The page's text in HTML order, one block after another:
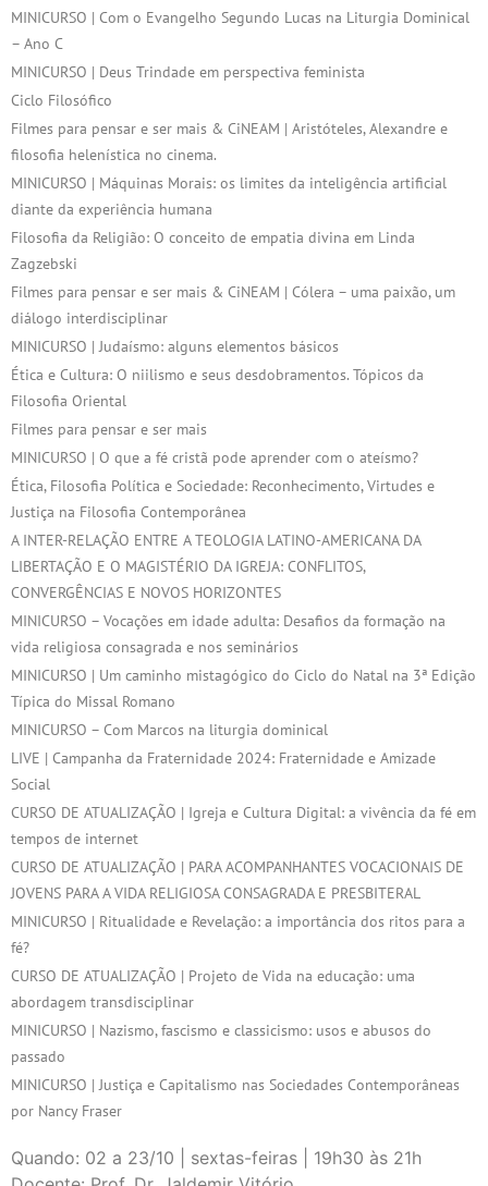
MINICURSO | Com o Evangelho Segundo Lucas na Liturgia Dominical
– Ano C
MINICURSO | Deus Trindade em perspectiva feminista
Ciclo Filosófico
Filmes para pensar e ser mais & CiNEAM | Aristóteles, Alexandre e
filosofia helenística no cinema.
MINICURSO | Máquinas Morais: os limites da inteligência artificial
diante da experiência humana
Filosofia da Religião: O conceito de empatia divina em Linda
Zagzebski
Filmes para pensar e ser mais & CiNEAM | Cólera – uma paixão, um
diálogo interdisciplinar
MINICURSO | Judaísmo: alguns elementos básicos
Ética e Cultura: O niilismo e seus desdobramentos. Tópicos da
Filosofia Oriental
Filmes para pensar e ser mais
MINICURSO | O que a fé cristã pode aprender com o ateísmo?
Ética, Filosofia Política e Sociedade: Reconhecimento, Virtudes e
Justiça na Filosofia Contemporânea
A INTER-RELAÇÃO ENTRE A TEOLOGIA LATINO-AMERICANA DA
LIBERTAÇÃO E O MAGISTÉRIO DA IGREJA: CONFLITOS,
CONVERGÊNCIAS E NOVOS HORIZONTES
MINICURSO – Vocações em idade adulta: Desafios da formação na
vida religiosa consagrada e nos seminários
MINICURSO | Um caminho mistagógico do Ciclo do Natal na 3ª Edição
Típica do Missal Romano
MINICURSO – Com Marcos na liturgia dominical
LIVE | Campanha da Fraternidade 2024: Fraternidade e Amizade
Social
CURSO DE ATUALIZAÇÃO | Igreja e Cultura Digital: a vivência da fé em
tempos de internet
CURSO DE ATUALIZAÇÃO | PARA ACOMPANHANTES VOCACIONAIS DE
JOVENS PARA A VIDA RELIGIOSA CONSAGRADA E PRESBITERAL
MINICURSO | Ritualidade e Revelação: a importância dos ritos para a
fé?
CURSO DE ATUALIZAÇÃO | Projeto de Vida na educação: uma
abordagem transdisciplinar
MINICURSO | Nazismo, fascismo e classicismo: usos e abusos do
passado
MINICURSO | Justiça e Capitalismo nas Sociedades Contemporâneas
por Nancy Fraser
Quando: 02 a 23/10 | sextas-feiras | 19h30 às 21h